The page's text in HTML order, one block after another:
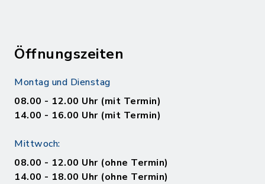
Öffnungszeiten
Montag und Dienstag
08.00 - 12.00 Uhr (mit Termin)
14.00 - 16.00 Uhr (mit Termin)
Mittwoch:
08.00 - 12.00 Uhr (ohne Termin)
14.00 - 18.00 Uhr (ohne Termin)